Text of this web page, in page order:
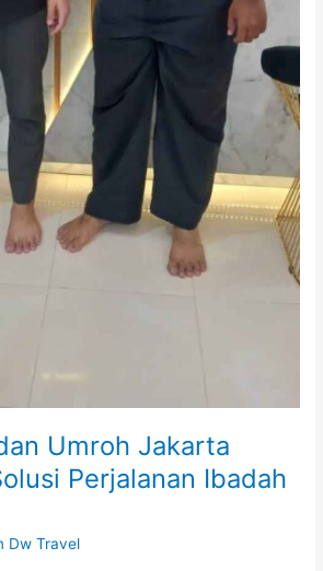
Umroh Jakarta
Perjalanan Ibadah
Dw Travel